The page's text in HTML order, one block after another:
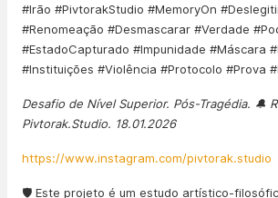
#Irão #PivtorakStudio #MemoryOn
#Renomeação #Desmascarar #Verdade
#EstadoCapturado #Impunidade #Máscara
#Instituições #Violência #Protocolo #Prova
Desafio de Nível Superior. Pós-Tragédia. 🔔
Pivtorak.Studio. 18.01.2026
https://www.instagram.com/pivtorak.studio
🛡️ Este projeto é um estudo artístico-